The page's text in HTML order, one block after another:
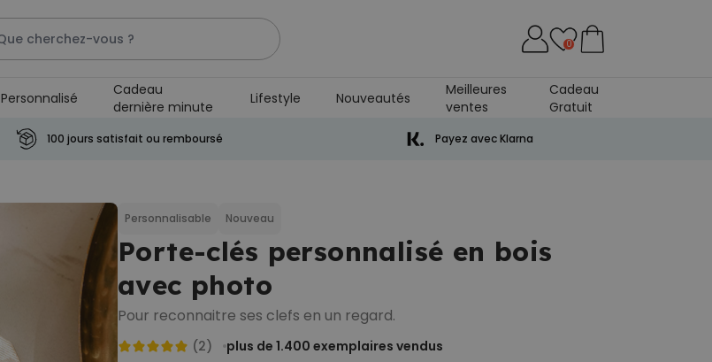
Tablier Lampe Led
Paillasson personnalisé avec
pictos et nom
vendus
34,99 €
Personnalisable
Verre Aperol Spritz
personnalisé avec prénom
19.400
exemplaires
16,99 €
0
Personnalisé
Cadeau
dernière minute
Lifestyle Nouveautés
Meilleures
ventes
Cadeau
Gratuit
100 jours satisfait ou remboursé Payez avec Klarna
Personnalisable Nouveau
Porte-clés personnalisé en bois
avec photo
Pour reconnaitre ses clefs en un regard.
(2) plus de 1.400 exemplaires vendus